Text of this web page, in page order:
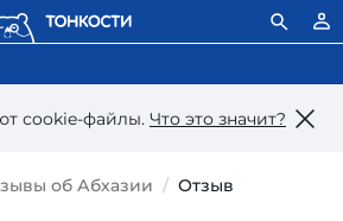
сookie-файлы. Что это значит?
об Абхазии Отзыв